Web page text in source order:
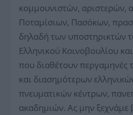
κομμουνιστών, αριστερών,
Ποταμίσιων, Πασόκων,
δηλαδή των υποστηρικτών
Ελληνικού Κοινοβουλίου
που διαθέτουν περγαμηνές
και διασημότερων
πνευματικών κέντρων,
ακαδημιών. Ας μην ξεχνάμε